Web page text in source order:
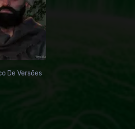
De Versões